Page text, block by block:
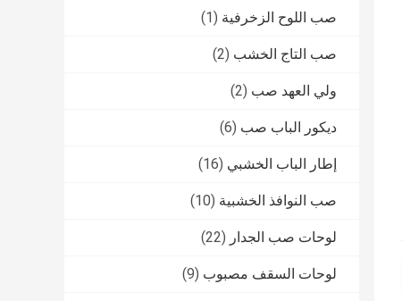
صب اللوح الزخرفية (1)
صب التاج الخشب (2)
ولي العهد صب (2)
ديكور الباب صب (6)
إطار الباب الخشبي (16)
صب النوافذ الخشبية (10)
لوحات صب الجدار (22)
لوحات السقف مصبوب (9)